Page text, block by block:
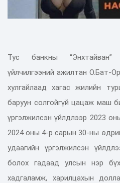
Тус банкны “Энхтайван”
үйлчилгээний ажилтан О.Бат-
хулгайлаад хагас жилийн
баруун солгойгүй цацаж маш
үргэлжилсэн үйлдлээр 2023
2024 оны 4-р сарын 30-ны
удаагийн үргэлжилсэн
болох гадаад улсын нэр
хадгаламж, харилцахын